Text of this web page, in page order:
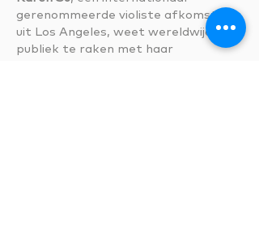
gerenommeerde violiste afkomstig
uit Los Angeles, weet wereldwijd het
publiek te raken met haar